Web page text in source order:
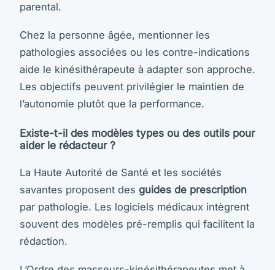
parental.
Chez la personne âgée, mentionner les
pathologies associées ou les contre-indications
aide le kinésithérapeute à adapter son approche.
Les objectifs peuvent privilégier le maintien de
l’autonomie plutôt que la performance.
Existe-t-il des modèles types ou des outils pour
aider le rédacteur ?
La Haute Autorité de Santé et les sociétés
savantes proposent des guides de prescription
par pathologie. Les logiciels médicaux intègrent
souvent des modèles pré-remplis qui facilitent la
rédaction.